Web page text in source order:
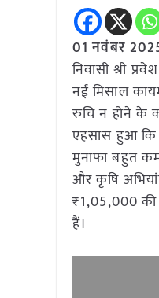
01 नवंबर
निवासी श्री
नई मिसाल
रुचि न होने के
एहसास हुआ कि
मुनाफा बहुत
और कृषि
₹1,05,000 की
हैं।